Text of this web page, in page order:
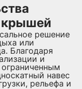
крышей
решение
или
Благодаря
и
навес
рельефа и